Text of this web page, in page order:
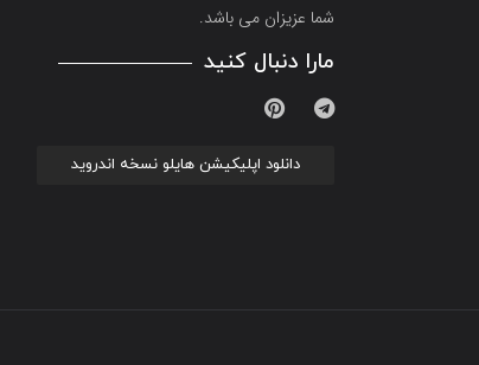
شما عزیزان می باشد.
مارا دنبال کنید
دانلود اپلیکیشن هایلو نسخه اندروید